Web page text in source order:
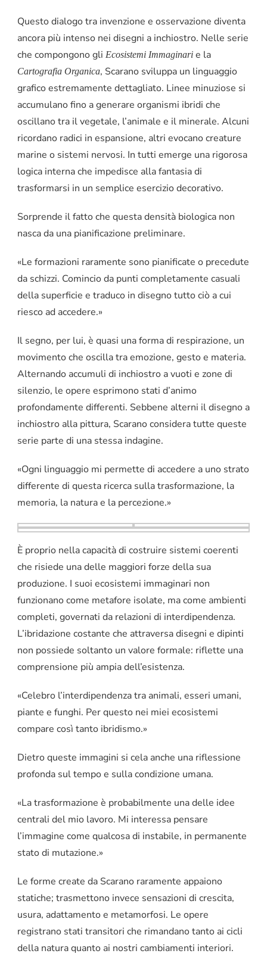
Questo dialogo tra invenzione e osservazione diventa
ancora più intenso nei disegni a inchiostro. Nelle serie
che compongono gli Ecosistemi Immaginari e la
Cartografia Organica, Scarano sviluppa un linguaggio
grafico estremamente dettagliato. Linee minuziose si
accumulano fino a generare organismi ibridi che
oscillano tra il vegetale, l’animale e il minerale. Alcuni
ricordano radici in espansione, altri evocano creature
marine o sistemi nervosi. In tutti emerge una rigorosa
logica interna che impedisce alla fantasia di
trasformarsi in un semplice esercizio decorativo.
Sorprende il fatto che questa densità biologica non
nasca da una pianificazione preliminare.
«Le formazioni raramente sono pianificate o precedute
da schizzi. Comincio da punti completamente casuali
della superficie e traduco in disegno tutto ciò a cui
riesco ad accedere.»
Il segno, per lui, è quasi una forma di respirazione, un
movimento che oscilla tra emozione, gesto e materia.
Alternando accumuli di inchiostro a vuoti e zone di
silenzio, le opere esprimono stati d’animo
profondamente differenti. Sebbene alterni il disegno a
inchiostro alla pittura, Scarano considera tutte queste
serie parte di una stessa indagine.
«Ogni linguaggio mi permette di accedere a uno strato
differente di questa ricerca sulla trasformazione, la
memoria, la natura e la percezione.»
È proprio nella capacità di costruire sistemi coerenti
che risiede una delle maggiori forze della sua
produzione. I suoi ecosistemi immaginari non
funzionano come metafore isolate, ma come ambienti
completi, governati da relazioni di interdipendenza.
L’ibridazione costante che attraversa disegni e dipinti
non possiede soltanto un valore formale: riflette una
comprensione più ampia dell’esistenza.
«Celebro l’interdipendenza tra animali, esseri umani,
piante e funghi. Per questo nei miei ecosistemi
compare così tanto ibridismo.»
Dietro queste immagini si cela anche una riflessione
profonda sul tempo e sulla condizione umana.
«La trasformazione è probabilmente una delle idee
centrali del mio lavoro. Mi interessa pensare
l’immagine come qualcosa di instabile, in permanente
stato di mutazione.»
Le forme create da Scarano raramente appaiono
statiche; trasmettono invece sensazioni di crescita,
usura, adattamento e metamorfosi. Le opere
registrano stati transitori che rimandano tanto ai cicli
della natura quanto ai nostri cambiamenti interiori.